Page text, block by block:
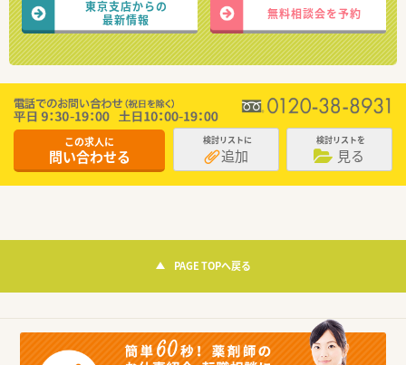
東京支店からの
最新情報
無料相談会を予約
この求人に
問い合わせる
検討リストに
追加
検討リストを
見る
PAGE TOPへ戻る